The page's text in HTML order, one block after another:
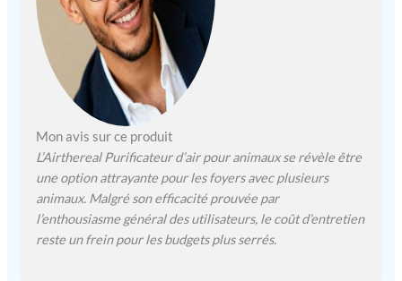
éliminer les poils
d’animaux, les odeurs
d’urine de chat et la
poussière, ce
purificateur d’air
fourrure, en faisant un
indispensable pour les
propriétaires
d’animaux. Capteur
PM 2.5 intégré : Grâce
Mon avis sur ce produit
L’Airthereal Purificateur d’air pour animaux se révèle être
une option attrayante pour les foyers avec plusieurs
animaux. Malgré son efficacité prouvée par
l’enthousiasme général des utilisateurs, le coût d’entretien
reste un frein pour les budgets plus serrés.